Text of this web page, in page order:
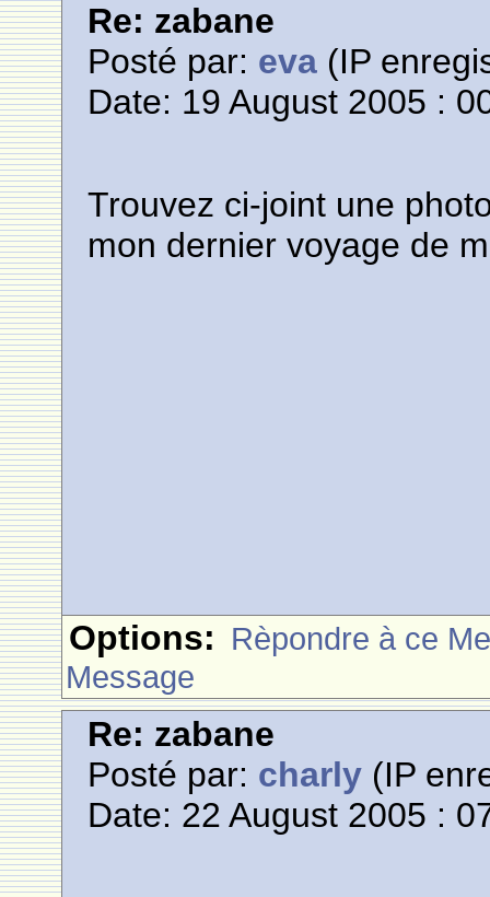
Re: zabane
Posté par: eva (IP
Date: 19 August 2005 :
Trouvez ci-joint une
mon dernier voyage de
Options: Rèpondre à ce
Message
Re: zabane
Posté par: charly (IP
Date: 22 August 2005 :